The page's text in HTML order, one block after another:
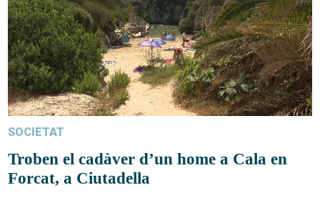
SOCIETAT
Troben el cadàver d’un home a Cala en
Forcat, a Ciutadella